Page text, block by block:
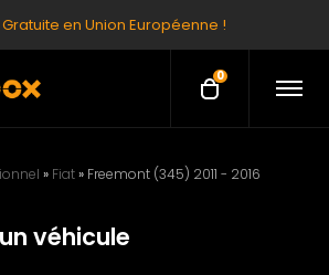
en Union Européenne !
O
e
n
0
O
e
» Fiat» Freemont (345) 2011 - 2016
véhicule